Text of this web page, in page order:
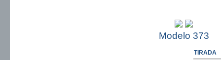
Modelo 373
TIRADA